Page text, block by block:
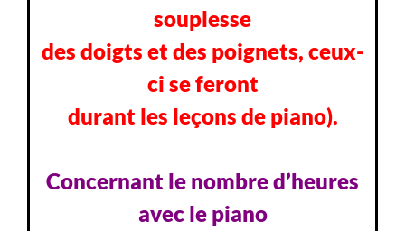
souplesse
des doigts et des poignets, ceux-
ci se feront
durant les leçons de piano).
Concernant le nombre d’heures
avec le piano